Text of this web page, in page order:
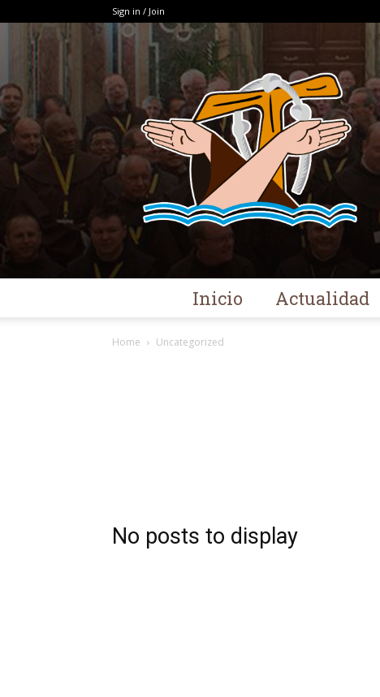
Sign in / Join
Inicio Actualidad
Home Uncategorized
No posts to display